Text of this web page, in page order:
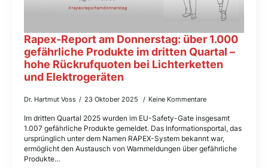
Rapex-Report am Donnerstag: über 1.000
gefährliche Produkte im dritten Quartal –
hohe Rückrufquoten bei Lichterketten
und Elektrogeräten
Dr. Hartmut Voss 23 Oktober 2025 Keine Kommentare
Im dritten Quartal 2025 wurden im EU-Safety-Gate insgesamt
1.007 gefährliche Produkte gemeldet. Das Informationsportal, das
ursprünglich unter dem Namen RAPEX-System bekannt war,
ermöglicht den Austausch von Warnmeldungen über gefährliche
Produkte…